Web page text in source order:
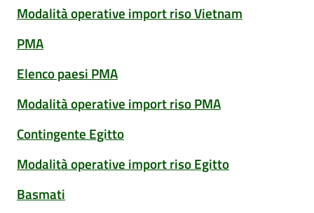
Modalità operative import riso Vietnam
PMA
Elenco paesi PMA
Modalità operative import riso PMA
Contingente Egitto
Modalità operative import riso Egitto
Basmati